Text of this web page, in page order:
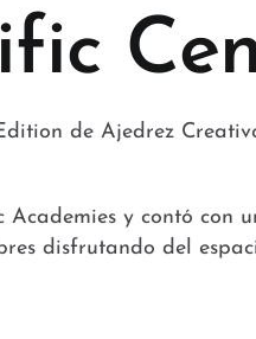
de Ajedrez
y contó con
disfrutando del